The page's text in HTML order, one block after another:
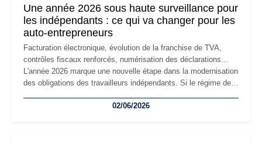
Une année 2026 sous haute surveillance pour
les indépendants : ce qui va changer pour les
auto-entrepreneurs
Facturation électronique, évolution de la franchise de TVA,
contrôles fiscaux renforcés, numérisation des déclarations…
L'année 2026 marque une nouvelle étape dans la modernisation
des obligations des travailleurs indépendants. Si le régime de
les auto-entrepreneurs devront s'adapter à un environnement
02/06/2026